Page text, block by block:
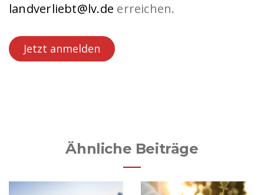
landverliebt@lv.de erreichen.
Jetzt anmelden
Ähnliche Beiträge